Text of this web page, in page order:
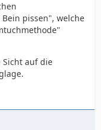
pissen", welche
auf die